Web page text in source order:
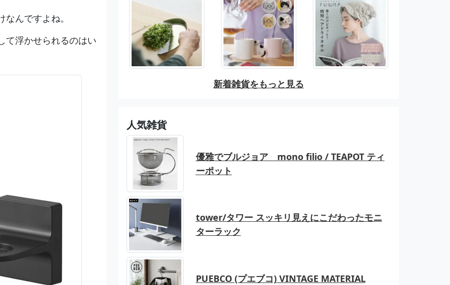
んですよね。
て浮かせられるのはい
新着雑貨をもっと見る
人気雑貨
優雅でブルジョア mono filio / TEAPOT ティ
ーポット
tower/タワー スッキリ見えにこだわったモニ
ターラック
PUEBCO (プエブコ) VINTAGE MATERIAL